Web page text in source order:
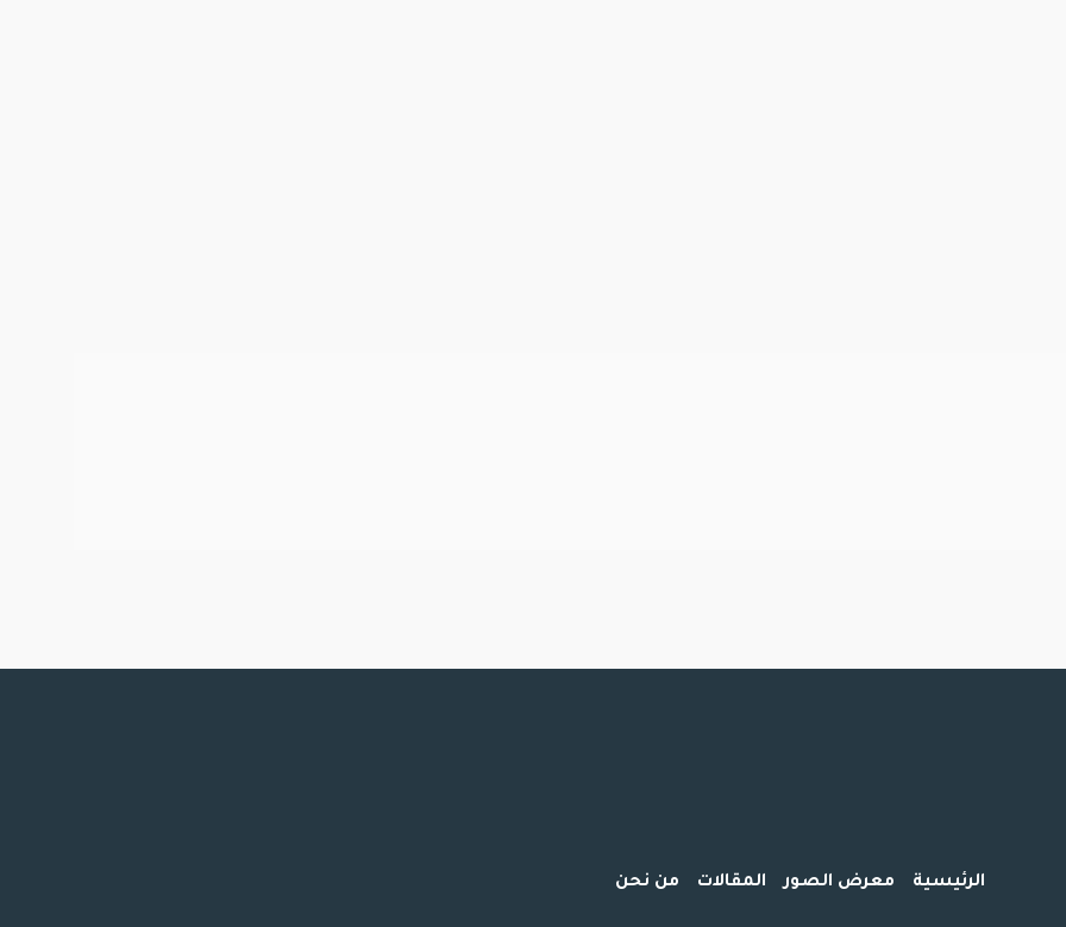
الرئيسية معرض الصور المقالات من نحن